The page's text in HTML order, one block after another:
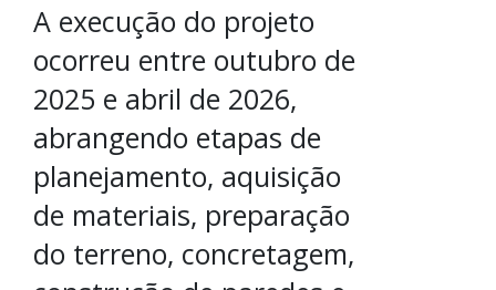
A execução do projeto
ocorreu entre outubro de
2025 e abril de 2026,
abrangendo etapas de
planejamento, aquisição
de materiais, preparação
do terreno, concretagem,